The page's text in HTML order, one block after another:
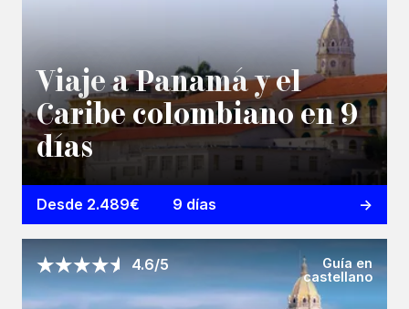
Viaje a Panamá y el
Caribe colombiano en 9
días
Desde 2.489€ 9 días
4.6/5
Guía en
castellano